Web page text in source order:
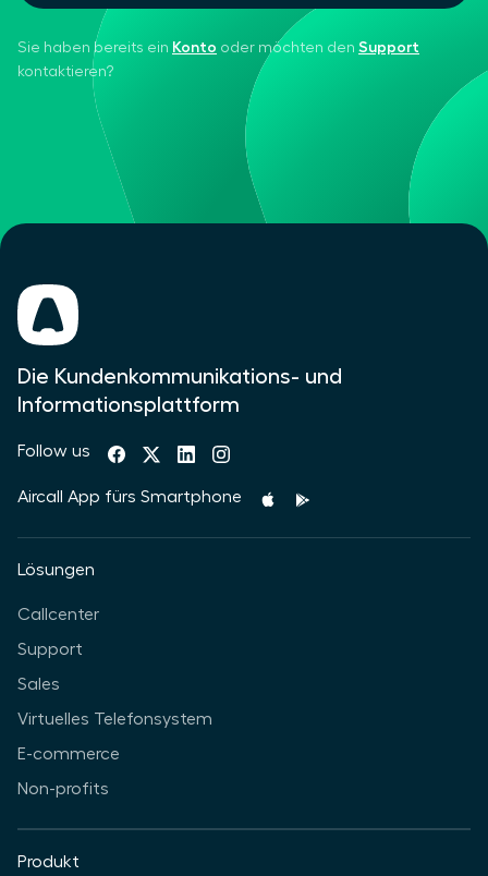
Sie haben bereits ein Konto oder möchten den Support
kontaktieren?
Die Kundenkommunikations- und
Informationsplattform
Follow us
Aircall App fürs Smartphone
Lösungen
Callcenter
Support
Sales
Virtuelles Telefonsystem
E-commerce
Non-profits
Produkt